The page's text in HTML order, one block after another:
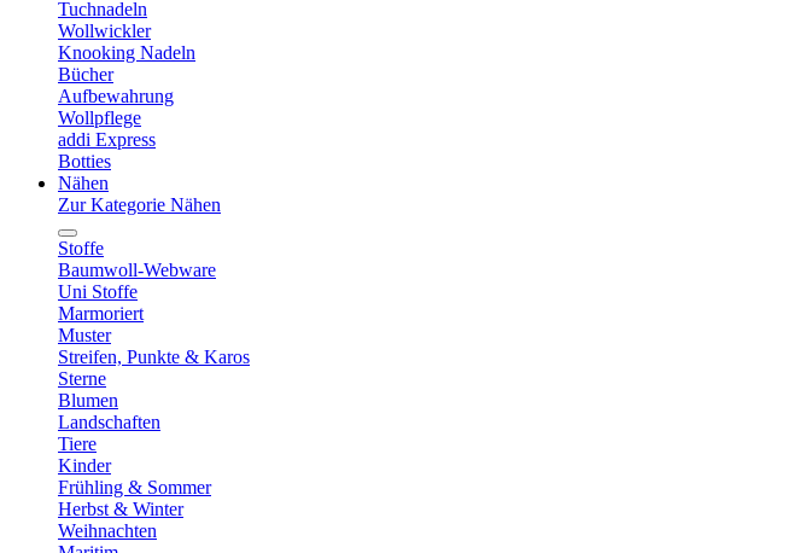
Tuchnadeln
Wollwickler
Knooking Nadeln
Bücher
Aufbewahrung
Wollpflege
addi Express
Botties
Nähen
Zur Kategorie Nähen
Stoffe
Baumwoll-Webware
Uni Stoffe
Marmoriert
Muster
Streifen, Punkte & Karos
Sterne
Blumen
Landschaften
Tiere
Kinder
Frühling & Sommer
Herbst & Winter
Weihnachten